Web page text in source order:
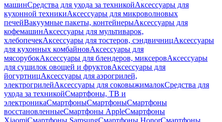
машинСредства для ухода за техникойАксессуары для
кухонной техникиАксессуары для микроволновых
печейВакуумные пакеты, контейнерыАксессуары для
кофемашинАксессуары для мультиварок,
хлебопечекАксессуары для тостеров, сэндвичницАксессуары
для кухонных комбайновАксессуары для
мясорубокАксессуары для блендеров, миксеровАксессуары
для сушилок овощей и фруктовАксессуары для
йогуртницАксессуары для аэрогрилей,
электрогрилейАксессуары для соковыжималокСредства для
ухода за техникойСмартфоны, ТВ и
электроникаСмартфоныСмартфоныСмартфоны
восстановленныеСмартфоны AppleСмартфоны
XiaomiСмартфоны SamsungСмартфоны HonorСмартфоны